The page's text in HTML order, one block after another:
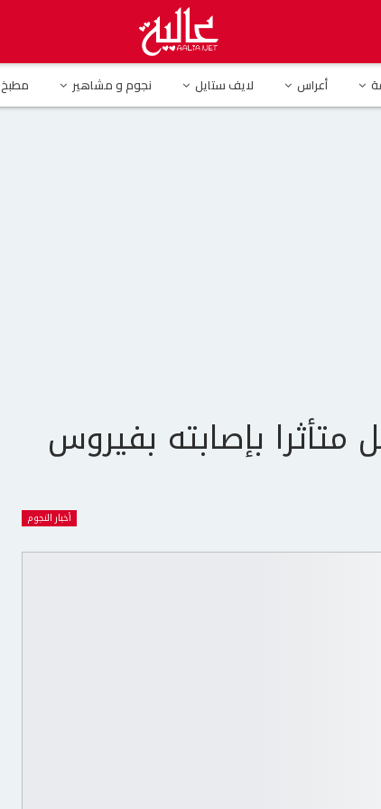
أعراس لايف ستايل نجوم و مشاهير مطبخ
خليل متأثرا بإصابته بفيروس كورونا
متأثرا بإصابته بفيروس
أخبار النجوم